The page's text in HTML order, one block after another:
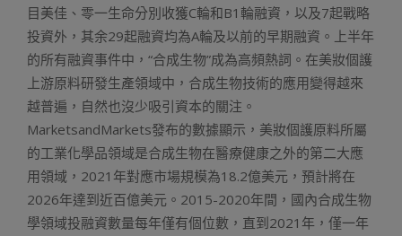
目美佳、零一生命分別收獲C輪和B1輪融資，以及7起戰略
投資外，其余29起融資均為A輪及以前的早期融資。上半年
的所有融資事件中，“合成生物”成為高頻熱詞。在美妝個護
上游原料研發生產領域中，合成生物技術的應用變得越來
越普遍，自然也沒少吸引資本的關注。
MarketsandMarkets發布的數據顯示，美妝個護原料所屬
的工業化學品領域是合成生物在醫療健康之外的第二大應
用領域，2021年對應市場規模為18.2億美元，預計將在
2026年達到近百億美元。2015-2020年間，國內合成生物
學領域投融資數量每年僅有個位數，直到2021年，僅一年